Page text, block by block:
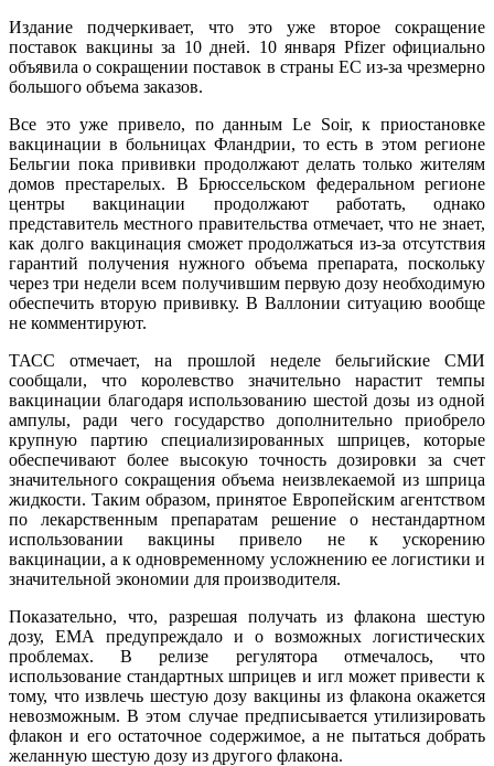
Издание подчеркивает, что это уже второе сокращение
поставок вакцины за 10 дней. 10 января Pfizer официально
объявила о сокращении поставок в страны ЕС из-за чрезмерно
большого объема заказов.
Все это уже привело, по данным Le Soir, к приостановке
вакцинации в больницах Фландрии, то есть в этом регионе
Бельгии пока прививки продолжают делать только жителям
домов престарелых. В Брюссельском федеральном регионе
центры вакцинации продолжают работать, однако
представитель местного правительства отмечает, что не знает,
как долго вакцинация сможет продолжаться из-за отсутствия
гарантий получения нужного объема препарата, поскольку
через три недели всем получившим первую дозу необходимую
обеспечить вторую прививку. В Валлонии ситуацию вообще
не комментируют.
ТАСС отмечает, на прошлой неделе бельгийские СМИ
сообщали, что королевство значительно нарастит темпы
вакцинации благодаря использованию шестой дозы из одной
ампулы, ради чего государство дополнительно приобрело
крупную партию специализированных шприцев, которые
обеспечивают более высокую точность дозировки за счет
значительного сокращения объема неизвлекаемой из шприца
жидкости. Таким образом, принятое Европейским агентством
по лекарственным препаратам решение о нестандартном
использовании вакцины привело не к ускорению
вакцинации, а к одновременному усложнению ее логистики и
значительной экономии для производителя.
Показательно, что, разрешая получать из флакона шестую
дозу, ЕМА предупреждало и о возможных логистических
проблемах. В релизе регулятора отмечалось, что
использование стандартных шприцев и игл может привести к
тому, что извлечь шестую дозу вакцины из флакона окажется
невозможным. В этом случае предписывается утилизировать
флакон и его остаточное содержимое, а не пытаться добрать
желанную шестую дозу из другого флакона.